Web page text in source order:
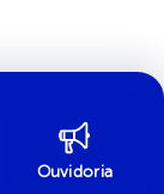
Ouvidoria